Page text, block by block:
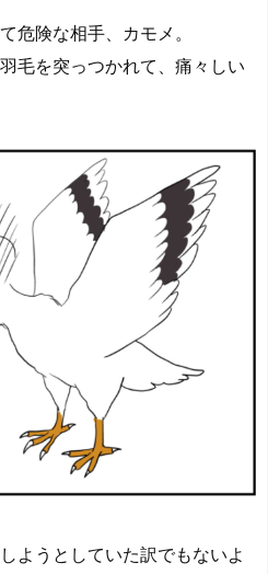
危険な相手、カモメ。
毛を突っつかれて、痛々しい
ようとしていた訳でもないよ